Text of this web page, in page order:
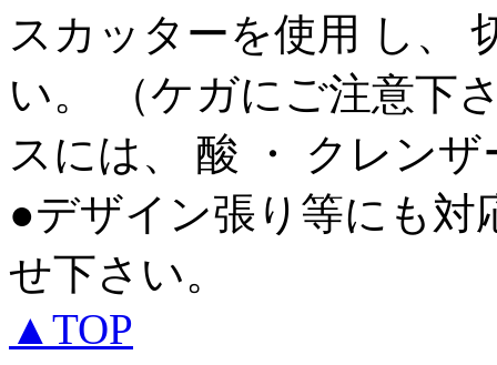
スカッターを使用 し、
い。 （ケガにご注意下
スには、 酸 ・ クレン
●デザイン張り等にも対
せ下さい。
▲TOP